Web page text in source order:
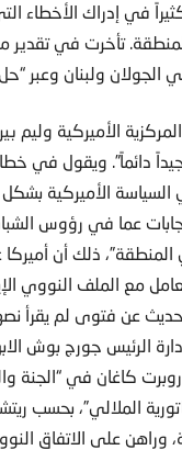
في إدراك الأخطاء
تأخرت في تقدير
في الجولان ولبنان وعبر
الأميركية وليم
الأميركية بشكل
ذلك أن أميركا
مع الملف النووي
عن فتوى لم يقرأ
روبرت كاغان في
الملالي”، بحسب
وراهن على الاتفاق